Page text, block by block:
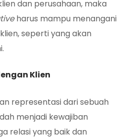
dan perusahaan, maka
harus mampu menangani
seperti yang akan
Klien
representasi dari sebuah
menjadi kewajiban
relasi yang baik dan